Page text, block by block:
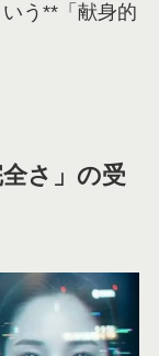
う**「献身的
さ」の受